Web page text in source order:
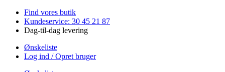
Videre
indhold
Find vores butik
Kundeservice: 30 45 21 87
Dag-til-dag levering
Ønskeliste
Log ind / Opret bruger